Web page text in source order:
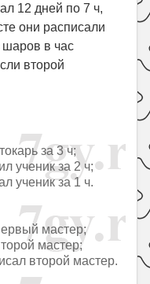
12 дней по 7 ч,
они расписали
в час
второй
за 3 ч;
ученик за 2 ч;
ученик за 1 ч.
мастер;
мастер;
второй мастер.